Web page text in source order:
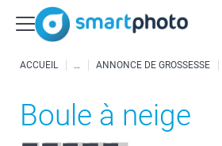
ACCUEIL ANNONCE DE GROSSESSE
Boule à neige